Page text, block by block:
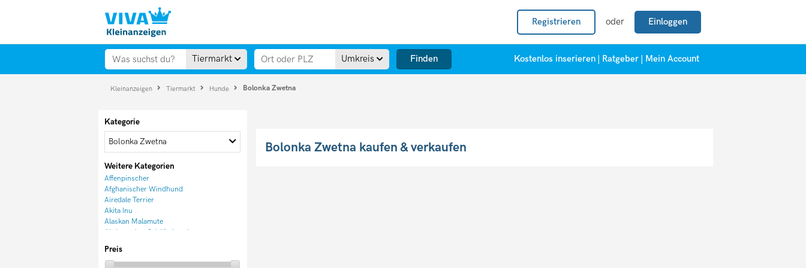
Registrieren oder Einloggen
Tiermarkt Umkreis Finden Kostenlos inserieren Ratgeber Mein Account
Kleinanzeigen Tiermarkt Hunde Bolonka Zwetna
Kategorie
Bolonka Zwetna
Weitere Kategorien
Affenpinscher
Afghanischer Windhund
Airedale Terrier
Akita Inu
Alaskan Malamute
Altdeutscher Schäferhund
Appenzeller Sennenhund
Australian Cattle Dog
Preis
Bolonka Zwetna kaufen & verkaufen